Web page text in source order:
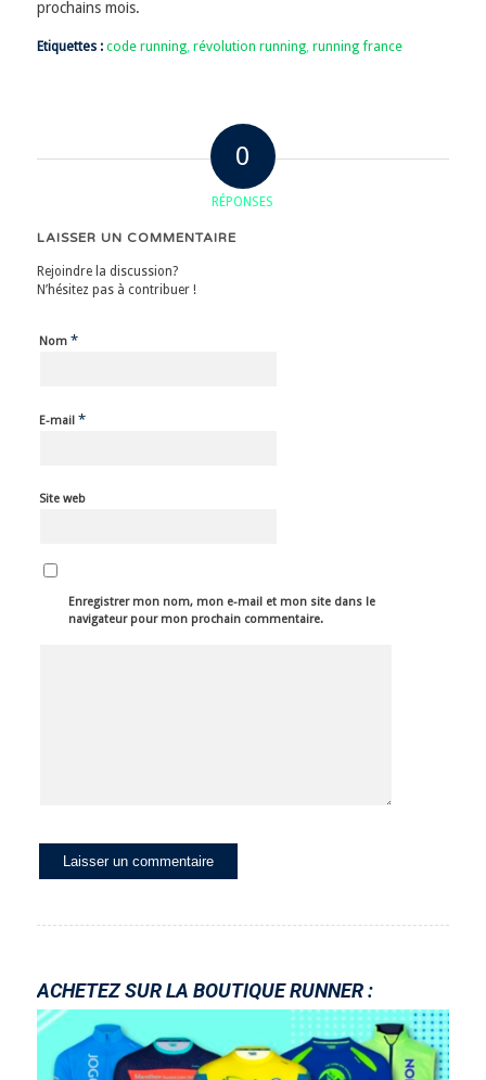
prochains mois.
Etiquettes : code running, révolution running, running france
0
RÉPONSES
LAISSER UN COMMENTAIRE
Rejoindre la discussion?
N’hésitez pas à contribuer !
Nom *
E-mail *
Site web
Enregistrer mon nom, mon e-mail et mon site dans le
navigateur pour mon prochain commentaire.
ACHETEZ SUR LA BOUTIQUE RUNNER :